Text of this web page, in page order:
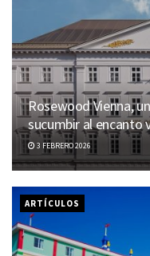
Rosewood Vienna,
sucumbir al encanto
3 FEBRERO 2026
ARTÍCULOS